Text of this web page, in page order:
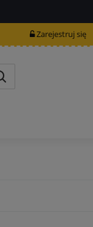
Zarejestruj się